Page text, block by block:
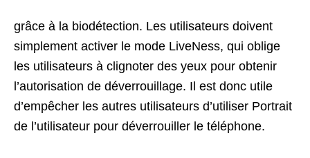
grâce à la biodétection. Les utilisateurs doivent
simplement activer le mode LiveNess, qui oblige
les utilisateurs à clignoter des yeux pour obtenir
l’autorisation de déverrouillage. Il est donc utile
d’empêcher les autres utilisateurs d’utiliser Portrait
de l’utilisateur pour déverrouiller le téléphone.